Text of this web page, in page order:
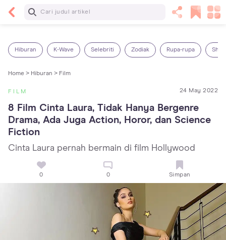
Baca Selanjutnya
Hiburan K-Wave Selebriti Zodiak Rupa-rupa
Home > Hiburan > Film
FILM 24 May 2022
8 Film Cinta Laura, Tidak Hanya Bergenre
Drama, Ada Juga Action, Horor, dan Science
Fiction
Cinta Laura pernah bermain di film Hollywood
0 0 Simpan